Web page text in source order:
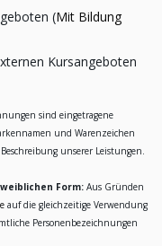
(Mit Bildung
Kursangeboten
sind eingetragene
und Warenzeichen
unserer Leistungen.
Form: Aus Gründen
auf die gleichzeitige Verwendung
Personenbezeichnungen